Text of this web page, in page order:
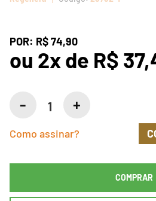
POR: R$ 74,90
ou 2xde R$
COMPRAR
Como assinar?